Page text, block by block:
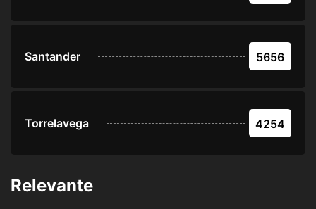
Santander 5656
Torrelavega 4254
Relevante